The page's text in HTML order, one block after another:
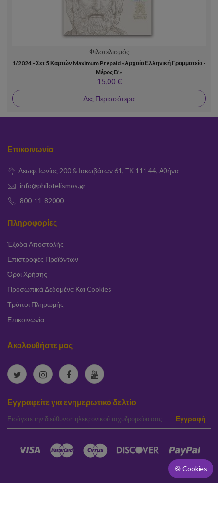
Φιλοτελισμός
1/2024 - Σετ 5 Καρτών Maximum Prepaid «Αρχαία Ελληνική Γραμματεία -
Μέρος Β’»
15,00 €
Δες Περισσότερα
Επικοινωνία
Λεωφ. Ιωνίας 200 & Ιακωβάτων 61, ΤΚ 111 44, Αθήνα
info@philotelismos.gr
800-11-82000
Πληροφορίες
Έξοδα Αποστολής
Επιστροφές Προϊόντων
Όροι Χρήσης
Προσωπικά Δεδομένα Και Cookies
Τρόποι Πληρωμής
Επικοινωνία
Ακολουθήστε μας
Εγγραφείτε για ενημερωτικό δελτίο
elta Εγγραφή
🍪 Cookies